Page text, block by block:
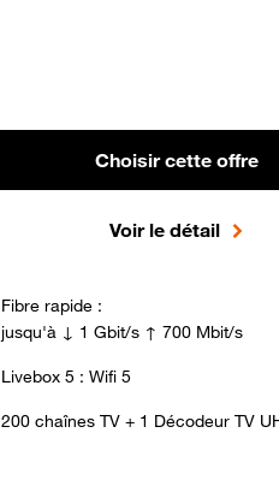
Choisir cette offre
Voir le détail
Fibre rapide :
jusqu'à ↓ 1 Gbit/s ↑ 700 Mbit/s
Livebox 5 : Wifi 5
200 chaînes TV + 1 Décodeur TV